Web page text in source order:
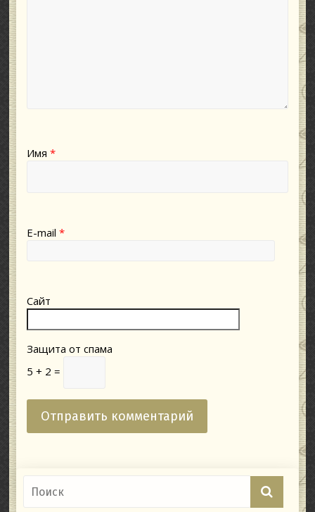
Имя*
E-mail*
Сайт
Защита от спама
5 + 2 =